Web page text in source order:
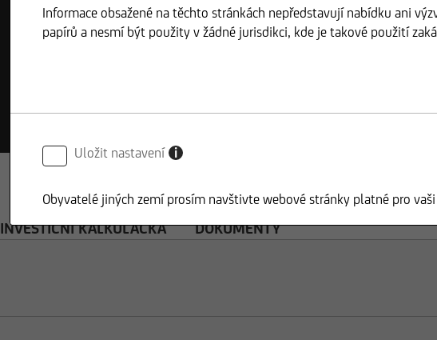
INVESTIČNÍ KALKULAČKA DOKUMENTY
Informace obsažené na těchto stránkách nepředstavují nabídku ani
papírů a nesmí být použity v žádné jurisdikci, kde je takové použití
Uložit nastavení i
Obyvatelé jiných zemí prosím navštivte webové stránky platné pro